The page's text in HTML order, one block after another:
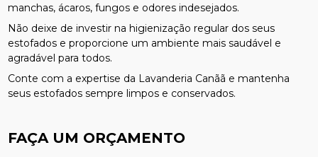
manchas, ácaros, fungos e odores indesejados.
Não deixe de investir na higienização regular dos seus
estofados e proporcione um ambiente mais saudável e
agradável para todos.
Conte com a expertise da Lavanderia Canãã e mantenha
seus estofados sempre limpos e conservados.
FAÇA UM ORÇAMENTO